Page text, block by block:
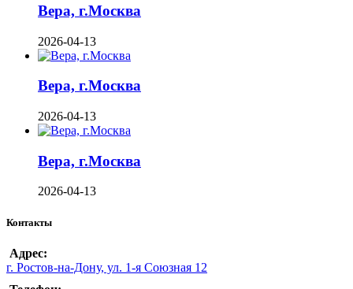
Вера, г.Москва
2026-04-13
Вера, г.Москва
2026-04-13
Вера, г.Москва
2026-04-13
Контакты
Адрес:
г. Ростов-на-Дону, ул. 1-я Союзная 12